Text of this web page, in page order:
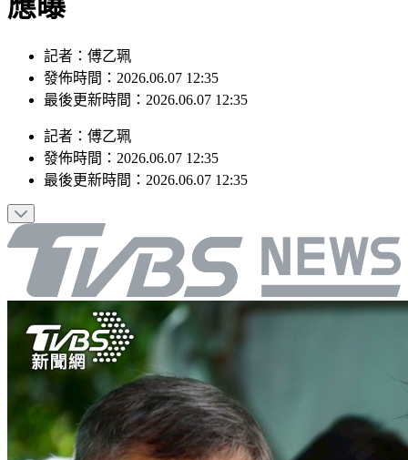
應曝
記者：傅乙珮
發佈時間：2026.06.07 12:35
記者：傅乙珮
發佈時間：2026.06.07 12:35